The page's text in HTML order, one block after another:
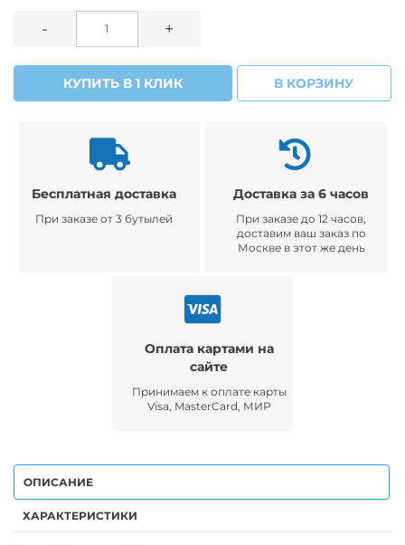
- +
КУПИТЬ В 1 КЛИК В КОРЗИНУ
Бесплатная доставка
При заказе от 3 бутылей
Доставка за 6 часов
При заказе до 12 часов,
доставим ваш заказ по
Москве в этот же день
Оплата картами на
сайте
Принимаем к оплате карты
Visa, MasterCard, МИР
ОПИСАНИЕ
ХАРАКТЕРИСТИКИ